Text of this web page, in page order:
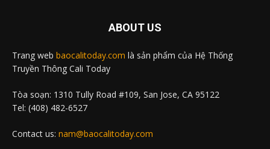
ABOUT US
Trang web baocalitoday.com là sản phẩm của Hệ Thống
Truyền Thông Cali Today
Tòa soạn: 1310 Tully Road #109, San Jose, CA 95122
Tel: (408) 482-6527
Contact us: nam@baocalitoday.com